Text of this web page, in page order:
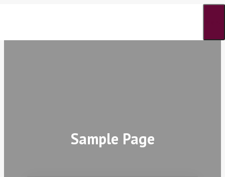
Sample Page